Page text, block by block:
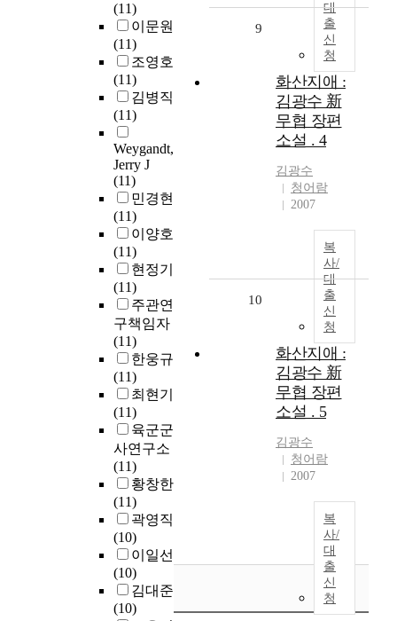
(11)
이문원
(11)
조영호
(11)
김병직
(11)
Weygandt,
Jerry J
(11)
민경현
(11)
이양호
(11)
현정기
(11)
주관연
구책임자
(11)
한웅규
(11)
최현기
(11)
육군군
사연구소
(11)
황창한
(11)
곽영직
(10)
이일선
(10)
김대준
(10)
대
출
신
청
9
화산지애 :
김광수 新
무협 장편
소설 . 4
김광수
청어람
2007
복
사/
대
출
신
청
10
화산지애 :
김광수 新
무협 장편
소설 . 5
김광수
청어람
2007
복
사/
대
출
신
청